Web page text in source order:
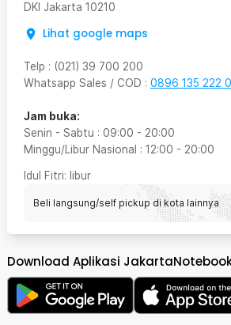
DKI Jakarta 10210
Lihat google maps
Telp : (021) 39 700 200
Whatsapp Sales / COD : 0896 135 222
Jam buka:
Senin - Sabtu : 09:00 - 20:00
Minggu/Libur Nasional : 12:00 - 20:00
Idul Fitri: libur
Beli langsung/self pickup di kota lainnya
Download Aplikasi